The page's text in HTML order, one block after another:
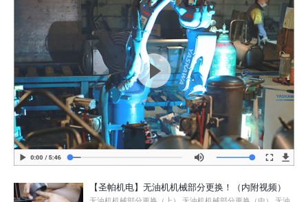
【圣帕机电】无油机机械部分更换！（内附视频）